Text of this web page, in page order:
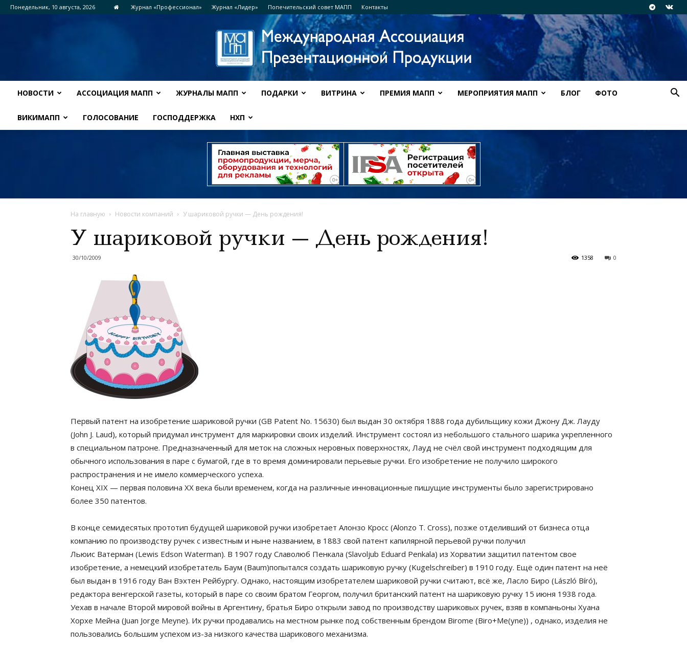
Понедельник, 10 августа, 2026 Журнал «Профессионал» Журнал «Лидер» Попечительский совет МАПП Контакты
НОВОСТИ АССОЦИАЦИЯ МАПП ЖУРНАЛЫ МАПП ПОДАРКИ ВИТРИНА ПРЕМИЯ МАПП МЕРОПРИЯТИЯ МАПП БЛОГ ФОТО
ВИКИМАПП ГОЛОСОВАНИЕ ГОСПОДДЕРЖКА НХП
На главную Новости компаний У шариковой ручки — День рождения!
У шариковой ручки — День рождения!
30/10/2009 0
1358
Первый патент на изобретение шариковой ручки (GB Patent No. 15630) был выдан 30 октября 1888 года дубильщику кожи Джону Дж. Лауду
(John J. Laud), который придумал инструмент для маркировки своих изделий. Инструмент состоял из небольшого стального шарика укрепленного
в специальном патроне. Предназначенный для меток на сложных неровных поверхностях, Лауд не счёл свой инструмент подходящим для
обычного использования в паре с бумагой, где в то время доминировали перьевые ручки. Его изобретение не получило широкого
распространения и не имело коммерческого успеха.
Конец XIX — первая половина XX века были временем, когда на различные инновационные пишущие инструменты было зарегистрировано
более 350 патентов.
В конце семидесятых прототип будущей шариковой ручки изобретает Алонзо Кросс (Alonzo T. Cross), позже отделивший от бизнеса отца
компанию по производству ручек с известным и ныне названием, в 1883 свой патент капилярной перьевой ручки получил
Льюис Ватерман (Lewis Edson Waterman). В 1907 году Славолюб Пенкала (Slavoljub Eduard Penkala) из Хорватии защитил патентом свое
изобретение, а немецкий изобретатель Баум (Baum)попытался создать шариковую ручку (Kugelschreiber) в 1910 году. Ещё один патент на неё
был выдан в 1916 году Ван Вэхтен Рейбургу. Однако, настоящим изобретателем шариковой ручки считают, всё же, Ласло Биро (László Bíró),
редактора венгерской газеты, который в паре со своим братом Георгом, получил британский патент на шариковую ручку 15 июня 1938 года.
Уехав в начале Второй мировой войны в Аргентину, братья Биро открыли завод по производству шариковых ручек, взяв в компаньоны Хуана
Хорхе Мейна (Juan Jorge Meyne). Их ручки продавались на местном рынке под собственным брендом Birome (Biro+Me(yne)) , однако, изделия не
пользовались большим успехом из-за низкого качества шарикового механизма.